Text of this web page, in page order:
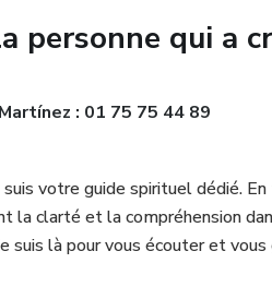
nos cartes vous guider vers la
choisir notre service de Tarot
guidance quand vous en avez le
éprouvée: Des années
personne qui a
: 01 75 75 44 89
votre guide spirituel dédié.
la clarté et la compréhension
là pour vous écouter et vous